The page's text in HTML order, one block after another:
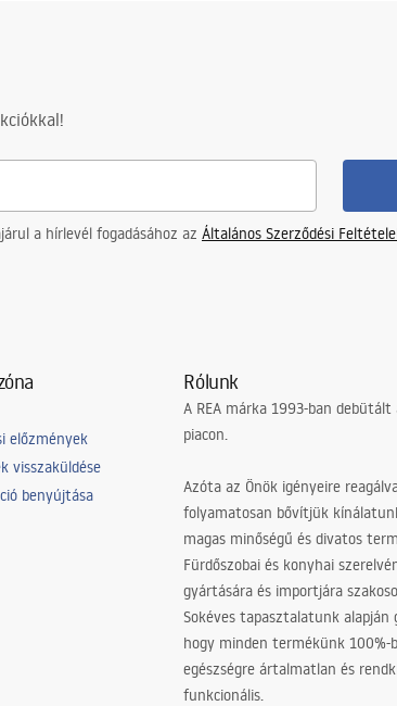
24 hónap az
a hírlevél fogadásához az Általános Szerződési
előzmények
visszaküldése
benyújtása
Rólunk
A REA márka 1993-ban debütált
piacon.
Azóta az Önök igényeire
folyamatosan bővítjük
magas minőségű és divatos
Fürdőszobai és konyhai
gyártására és importjára
Sokéves tapasztalatunk alapján
hogy minden termékünk 100%-
egészségre ártalmatlan és
funkcionális.